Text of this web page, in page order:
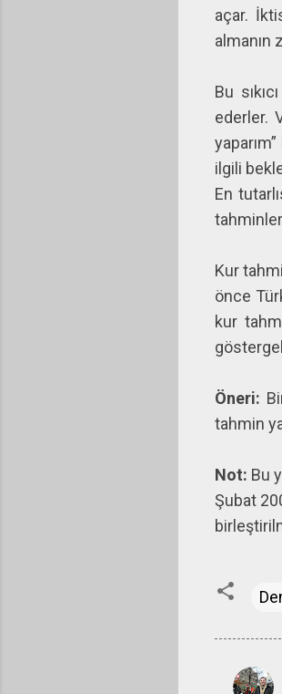
açar.
almanın
Bu
ederler.
ilgili
En
Kur
önce
kur
Öneri:
tahmin
Not: Bu
Şubat
Y